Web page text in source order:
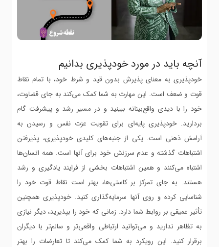
آنچه باید در مورد خودپذیری بدانیم
خودپذیری به معنای پذیرش بدون قید و شرط خود، با تمام نقاط
قوت و ضعف است. این مهارت به شما کمک می‌کند به جای قضاوت،
خود را با دیدی واقع‌بینانه ببینید و در مسیر رشد و پیشرفت گام
بردارید. خودپذیری پایه‌ای برای تقویت عزت نفس و رسیدن به
آرامش ذهنی است. یکی از جنبه‌های کلیدی خودپذیری، پذیرفتن
اشتباهات گذشته و عدم سرزنش خود برای آنها است. همه انسان‌ها
اشتباه می‌کنند و همین اشتباهات بخشی از فرایند یادگیری و رشد
هستند. به جای تمرکز بر کاستی‌ها، بهتر است نقاط قوت خود را
شناسایی کرده و روی آنها سرمایه‌گذاری کنید. خودپذیری همچنین
تأثیر عمیقی بر روابط شما دارد. زمانی که خود را بپذیرید، دیگر نیازی
به تظاهر ندارید و می‌توانید ارتباطی واقعی‌تر و سالم‌تر با دیگران
برقرار کنید. این رویکرد به شما کمک می‌کند تا تعارضات را بهتر